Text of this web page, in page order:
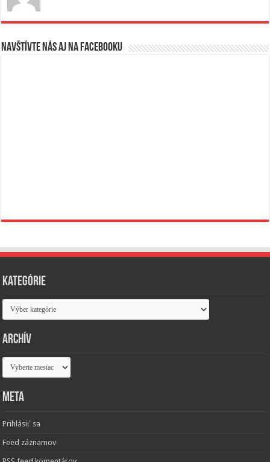
Navštívte nás aj na Facebooku
Kategórie
Kategórie
Archív
Archív
Meta
Prihlásiť sa
Feed záznamov